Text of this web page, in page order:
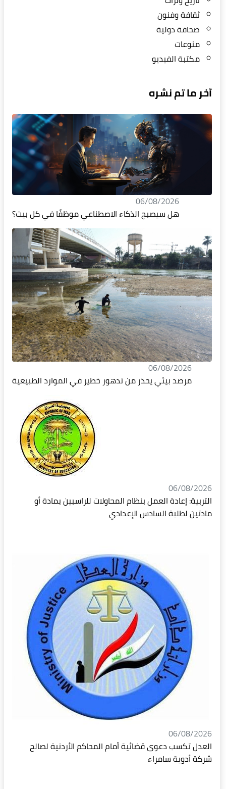
ثقافة وفنون
صحافة دولية
منوعات
مكتبة الفيديو
آخر ما تم نشره
06/08/2026
هل سيصبح الذكاء الاصطناعي موظفًا في كل بيت؟
06/08/2026
مرصد بيئي يحذر من تدهور خطير في الموارد الطبيعية
06/08/2026
التربية: إعادة العمل بنظام المحاولات للراسبين بمادة أو
مادتين لطلبة السادس الإعدادي
06/08/2026
العدل تكسب دعوى قضائية أمام المحاكم الأردنية لصالح
شركة أدوية سامراء